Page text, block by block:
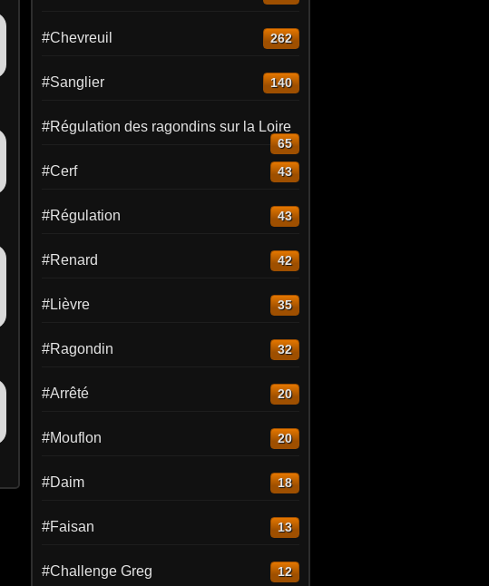
#Chevreuil 262
#Sanglier 140
#Régulation des ragondins sur la Loire
65
#Cerf 43
#Régulation 43
#Renard 42
#Lièvre 35
#Ragondin 32
#Arrêté 20
#Mouflon 20
#Daim 18
#Faisan 13
#Challenge Greg 12